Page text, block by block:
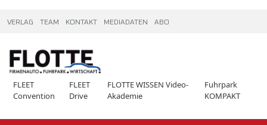
VERLAG TEAM KONTAKT MEDIADATEN ABO
FLEET
Convention
FLEET
Drive
FLOTTE WISSEN Video-
Akademie
Fuhrpark
KOMPAKT